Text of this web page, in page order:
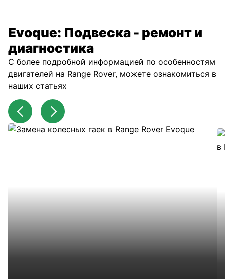
Evoque: Подвеска - ремонт и
диагностика
С более подробной информацией по особенностям
двигателей на Range Rover, можете ознакомиться в
наших статьях